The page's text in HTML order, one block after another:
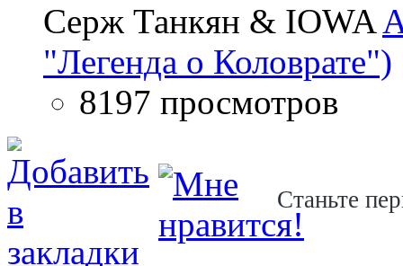
Серж Танкян & IOWA
"Легенда о Коловрате")
8197 просмотров
Станьте